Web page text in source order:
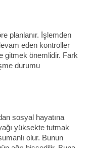
planlanır. İşlemden
eden kontroller
gitmek önemlidir. Fark
durumu
sosyal hayatına
yüksekte tutmak
olur. Bunun